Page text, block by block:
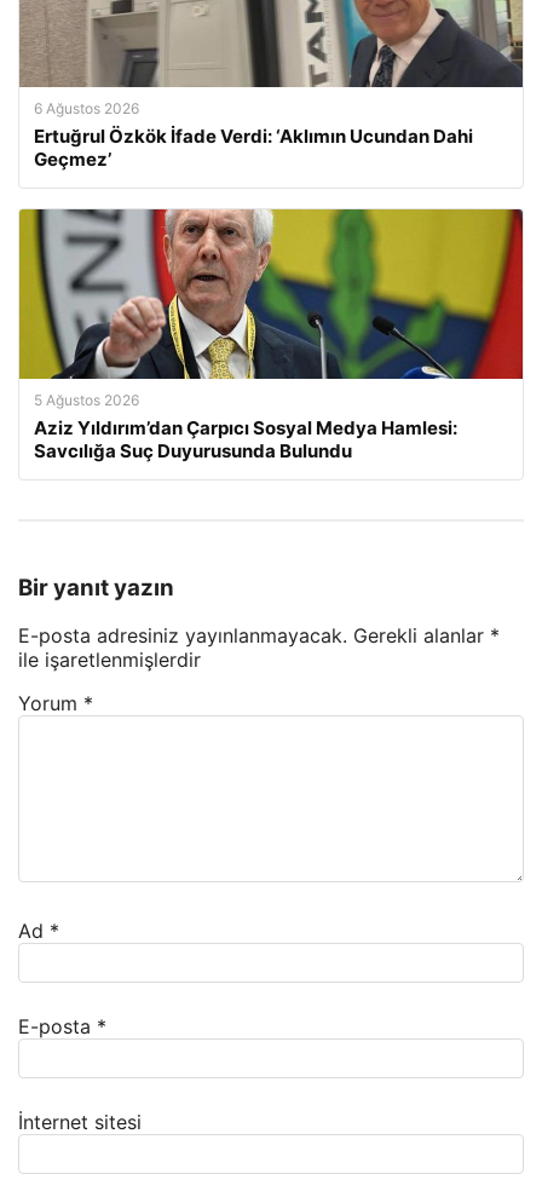
6 Ağustos 2026
Ertuğrul Özkök İfade Verdi: ‘Aklımın Ucundan Dahi
Geçmez’
5 Ağustos 2026
Aziz Yıldırım’dan Çarpıcı Sosyal Medya Hamlesi:
Savcılığa Suç Duyurusunda Bulundu
Bir yanıt yazın
E-posta adresiniz yayınlanmayacak. Gerekli alanlar *
ile işaretlenmişlerdir
Yorum *
Ad *
E-posta *
İnternet sitesi